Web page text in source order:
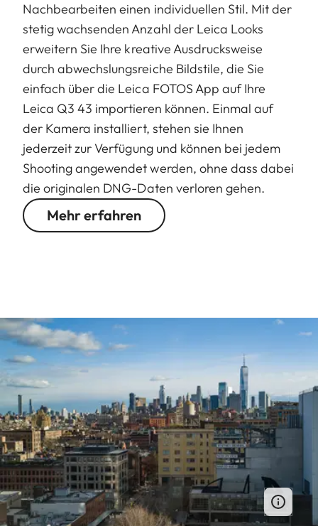
Nachbearbeiten einen individuellen Stil. Mit der
stetig wachsenden Anzahl der Leica Looks
erweitern Sie Ihre kreative Ausdrucksweise
durch abwechslungsreiche Bildstile, die Sie
einfach über die Leica FOTOS App auf Ihre
Leica Q3 43 importieren können. Einmal auf
der Kamera installiert, stehen sie Ihnen
jederzeit zur Verfügung und können bei jedem
Shooting angewendet werden, ohne dass dabei
die originalen DNG-Daten verloren gehen.
Mehr erfahren